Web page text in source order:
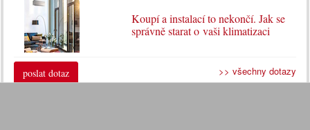
Koupí a instalací to nekončí. Jak se
správně starat o vaši klimatizaci
poslat dotaz >> všechny dotazy